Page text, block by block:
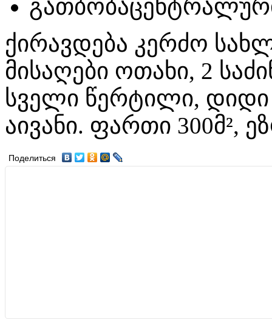
გათბობა
ქირავდება კერძო
მისაღები ოთახი, 2
სველი წერტილი, დიდი
აივანი. ფართი 300მ²,
Поделиться